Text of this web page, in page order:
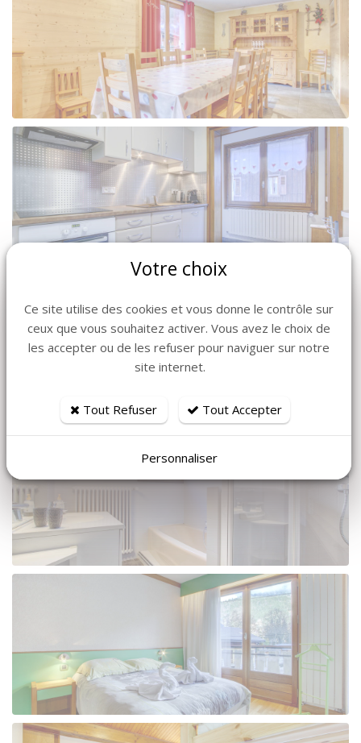
Votre choix
Ce site utilise des cookies et vous donne le contrôle sur
ceux que vous souhaitez activer. Vous avez le choix de
les accepter ou de les refuser pour naviguer sur notre
site internet.
Tout Refuser Tout Accepter
Personnaliser